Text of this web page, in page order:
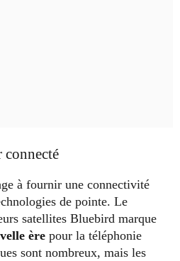
à fournir une connectivité
de pointe. Le
satellites Bluebird marque
ère pour la téléphonie
sont nombreux, mais les